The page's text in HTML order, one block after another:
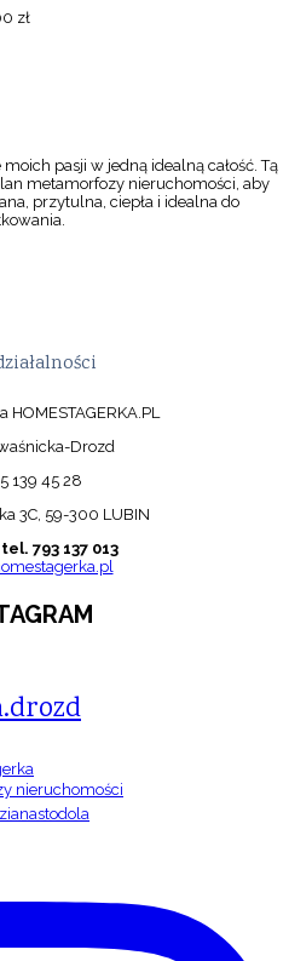
zł
pasji w jedną idealną całość. Tą
metamorfozy nieruchomości, aby
przytulna, ciepła i idealna do
HOMESTAGERKA.PL
Drozd
139 45 28
3C, 59-300 LUBIN
793 137 013
nieruchomości